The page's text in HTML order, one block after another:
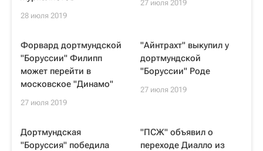
28 июля 2019
27 июля 2019
Форвард дортмундской
"Боруссии" Филипп
может перейти в
московское "Динамо"
27 июля 2019
"Айнтрахт" выкупил у
дортмундской
"Боруссии" Роде
27 июля 2019
Дортмундская
"Боруссия" победила
"ПСЖ" объявил о
переходе Диалло из